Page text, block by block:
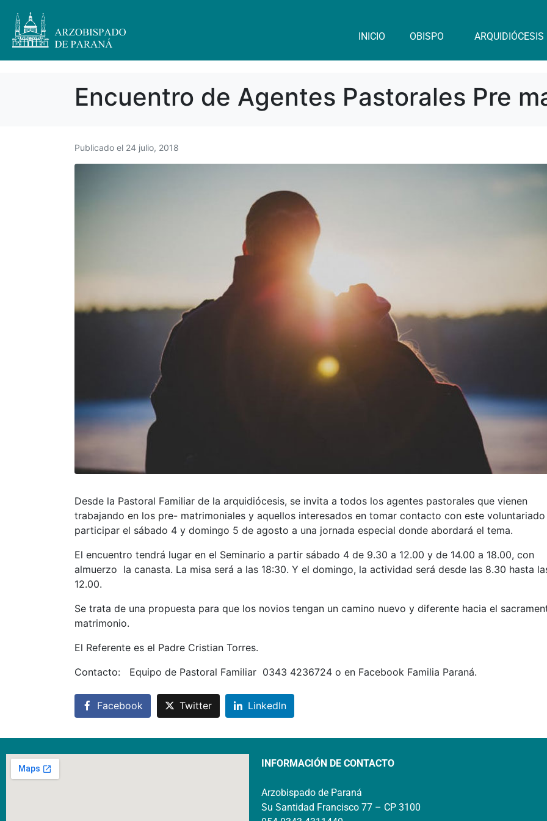
INICIO OBISPO ARQUIDIÓCESIS
Encuentro de Agentes Pastorales Pre
Publicado el 24 julio, 2018
Desde la Pastoral Familiar de la arquidiócesis, se invita a todos los agentes pastorales que vienen
trabajando en los pre- matrimoniales y aquellos interesados en tomar contacto con este voluntariado
participar el sábado 4 y domingo 5 de agosto a una jornada especial donde abordará el tema.
El encuentro tendrá lugar en el Seminario a partir sábado 4 de 9.30 a 12.00 y de 14.00 a 18.00, con
almuerzo la canasta. La misa será a las 18:30. Y el domingo, la actividad será desde las 8.30 hasta
12.00.
Se trata de una propuesta para que los novios tengan un camino nuevo y diferente hacia el
matrimonio.
El Referente es el Padre Cristian Torres.
Contacto: Equipo de Pastoral Familiar 0343 4236724 o en Facebook Familia Paraná.
Facebook Twitter LinkedIn
INFORMACIÓN DE CONTACTO
Arzobispado de Paraná
Su Santidad Francisco 77 – CP 3100